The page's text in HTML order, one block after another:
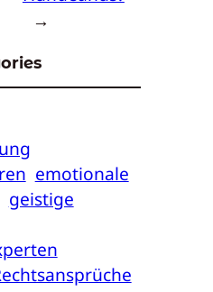
→
emotionale
geistige